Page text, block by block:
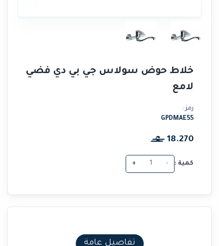
خلاط حوض سولاس جي بي دي فضي
لامع
رمز :
GPDMAE55
18.270
كمية : -
+
تفاصيل عامة